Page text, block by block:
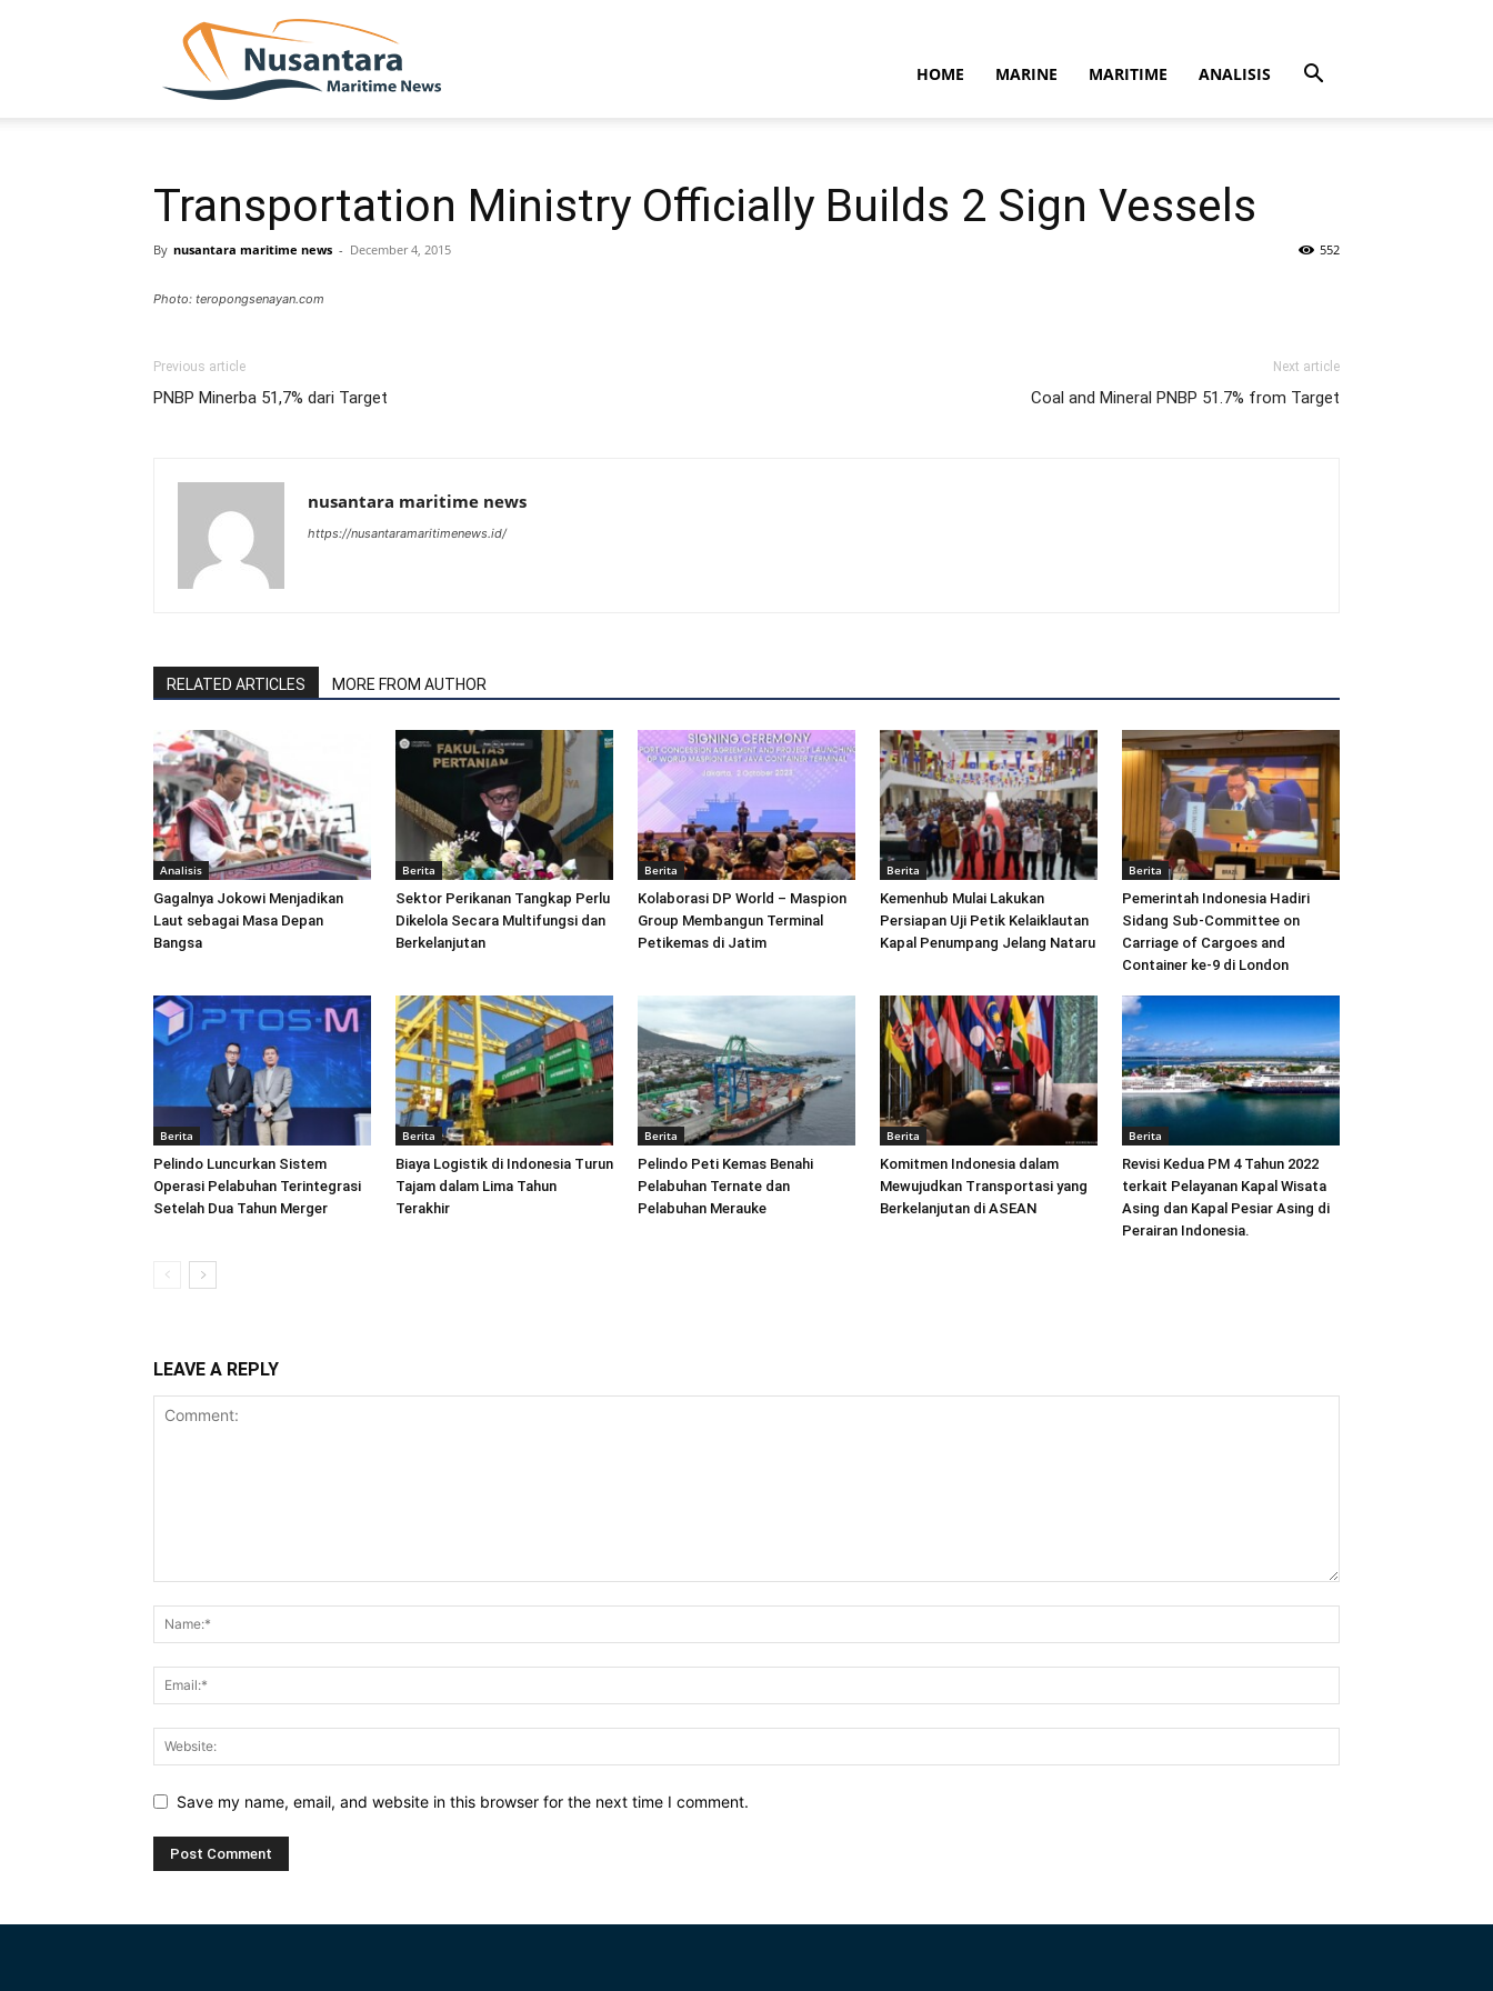
HOME MARINE MARITIME ANALISIS
Transportation Ministry Officially Builds 2 Sign Vessels
By nusantara maritime news - December 4, 2015 552
Photo: teropongsenayan.com
Previous article
PNBP Minerba 51,7% dari Target
Next article
Coal and Mineral PNBP 51.7% from Target
nusantara maritime news
https://nusantaramaritimenews.id/
RELATED ARTICLES MORE FROM AUTHOR
Analisis
Gagalnya Jokowi Menjadikan
Laut sebagai Masa Depan
Bangsa
Berita
Sektor Perikanan Tangkap Perlu
Dikelola Secara Multifungsi dan
Berkelanjutan
Berita
Kolaborasi DP World – Maspion
Group Membangun Terminal
Petikemas di Jatim
Berita
Kemenhub Mulai Lakukan
Persiapan Uji Petik Kelaiklautan
Kapal Penumpang Jelang Nataru
Berita
Pemerintah Indonesia Hadiri
Sidang Sub-Committee on
Carriage of Cargoes and
Container ke-9 di London
Berita
Pelindo Luncurkan Sistem
Operasi Pelabuhan Terintegrasi
Setelah Dua Tahun Merger
Berita
Biaya Logistik di Indonesia Turun
Tajam dalam Lima Tahun
Terakhir
Berita
Pelindo Peti Kemas Benahi
Pelabuhan Ternate dan
Pelabuhan Merauke
Berita
Komitmen Indonesia dalam
Mewujudkan Transportasi yang
Berkelanjutan di ASEAN
Berita
Revisi Kedua PM 4 Tahun 2022
terkait Pelayanan Kapal Wisata
Asing dan Kapal Pesiar Asing di
Perairan Indonesia.
LEAVE A REPLY
Save my name, email, and website in this browser for the next time I comment.